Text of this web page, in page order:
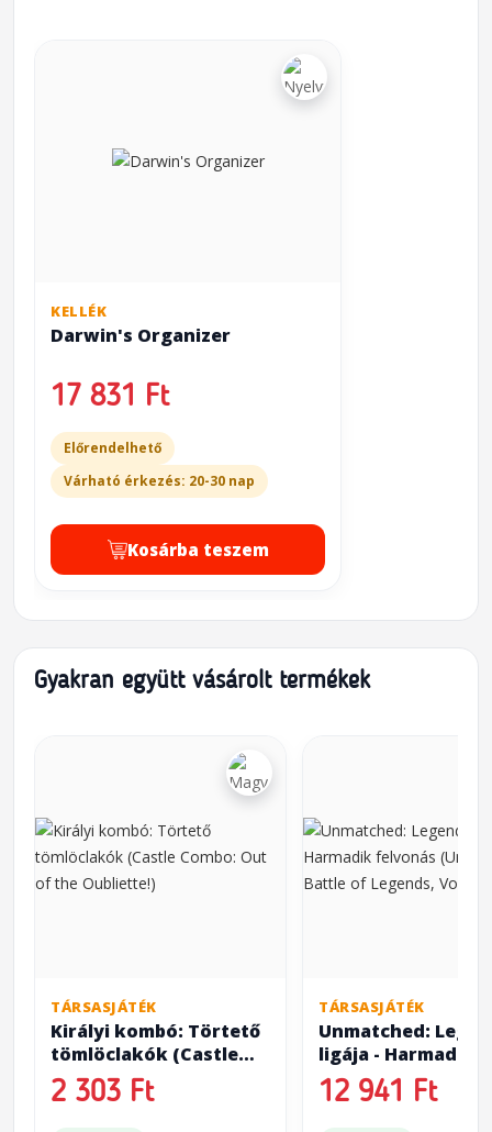
KELLÉK
Darwin's Organizer
17 831 Ft
Előrendelhető
Várható érkezés: 20-30 nap
Kosárba teszem
Gyakran együtt vásárolt termékek
TÁRSASJÁTÉK
Királyi kombó: Törtető
tömlöclakók (Castle
Combo: Out of the
Oubliette!)
2 303 Ft
TÁRSASJÁTÉK
Unmatched:
ligája - Harmadik
felvonás
Battle of Legends,
12 941 Ft